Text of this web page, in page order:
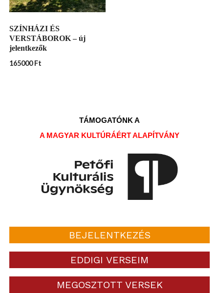
SZÍNHÁZI ÉS
VERSTÁBOROK – új
jelentkezők
165000Ft
TÁMOGATÓNK A
A MAGYAR KULTÚRÁÉRT ALAPÍTVÁNY
BEJELENTKEZÉS
EDDIGI VERSEIM
MEGOSZTOTT VERSEK